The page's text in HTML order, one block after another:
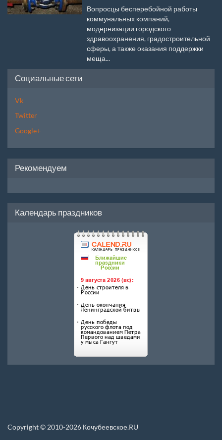
Вопросцы бесперебойной работы
коммунальных компаний,
модернизации городского
здравоохранения, градостроительной
сферы, а также оказания поддержки
меща...
Социальные сети
Vk
Twitter
Google+
Рекомендуем
Календарь праздников
Copyright © 2010-2026 Кочубеевское.RU